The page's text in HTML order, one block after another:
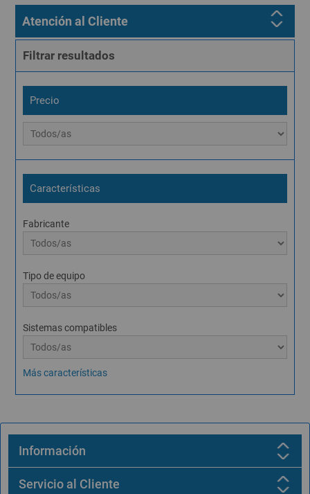
Atención al Cliente
Filtrar resultados
Precio
Características
Fabricante
Tipo de equipo
Sistemas compatibles
Más características
Información
Servicio al Cliente